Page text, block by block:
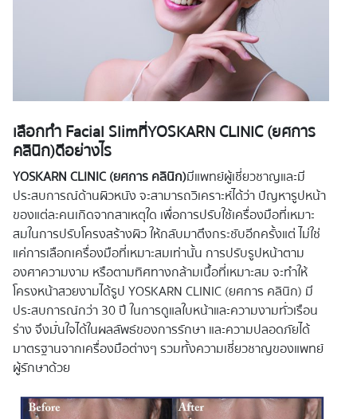
เลือกทำ Facial Slimที่YOSKARN CLINIC (ยศการ
คลินิก)ดีอย่างไร
YOSKARN CLINIC (ยศการ คลินิก)มีแพทย์ผู้เชี่ยวชาญและมี
ประสบการณ์ด้านผิวหนัง จะสามารถวิเคราะห์ได้ว่า ปัญหารูปหน้า
ของแต่ละคนเกิดจากสาเหตุใด เพื่อการปรับใช้เครื่องมือที่เหมาะ
สมในการปรับโครงสร้างผิว ให้กลับมาตึงกระชับอีกครั้งแต่ ไม่ใช่
แค่การเลือกเครื่องมือที่เหมาะสมเท่านั้น การปรับรูปหน้าตาม
องศาความงาม หรือตามทิศทางกล้ามเนื้อที่เหมาะสม จะทำให้
โครงหน้าสวยงามได้รูป YOSKARN CLINIC (ยศการ คลินิก) มี
ประสบการณ์กว่า 30 ปี ในการดูแลใบหน้าและความงามทั่วเรือน
ร่าง จึงมั่นใจได้ในผลลัพธ์ของการรักษา และความปลอดภัยได้
มาตรฐานจากเครื่องมือต่างๆ รวมทั้งความเชี่ยวชาญของแพทย์
ผู้รักษาด้วย